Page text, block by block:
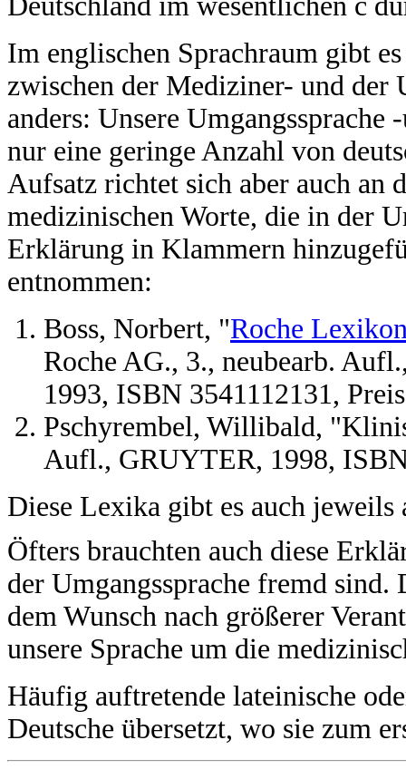
Im englischen Sprachraum gibt
zwischen der Mediziner- und der
anders: Unsere
nur eine geringe Anzahl von
Aufsatz richtet sich aber auch an
medizinischen Worte, die in der
Erklärung in Klammern
entnommen:
Boss, Norbert, "Roche
Roche AG., 3., neubearb.
1993, ISBN 3541112131,
Pschyrembel, Willibald,
Aufl., GRUYTER, 1998,
Diese Lexika gibt es auch
Öfters brauchten auch diese
der Umgangssprache fremd
dem Wunsch nach größerer
unsere Sprache um die
Häufig auftretende lateinische
Deutsche übersetzt, wo sie zum